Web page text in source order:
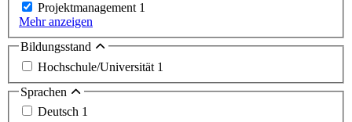
Projektmanagement 1
Mehr anzeigen
Bildungsstand
Hochschule/Universität 1
Sprachen
Deutsch 1